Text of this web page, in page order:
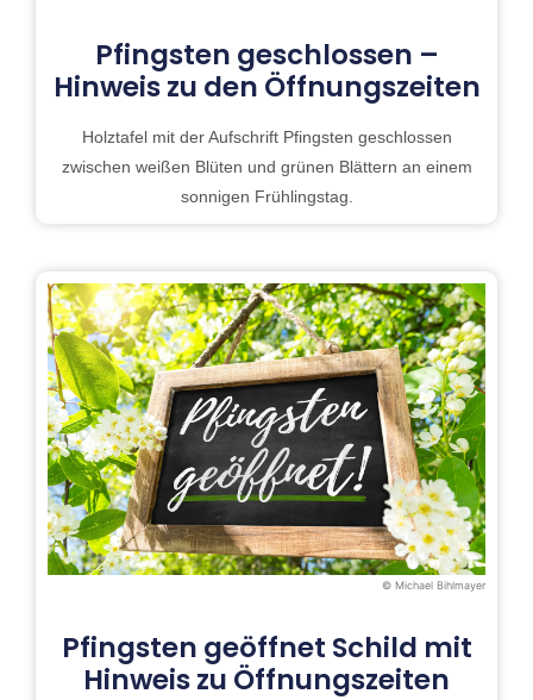
Pfingsten geschlossen –
Hinweis zu den Öffnungszeiten
Holztafel mit der Aufschrift Pfingsten geschlossen
zwischen weißen Blüten und grünen Blättern an einem
sonnigen Frühlingstag.
© Michael Bihlmayer
Pfingsten geöffnet Schild mit
Hinweis zu Öffnungszeiten